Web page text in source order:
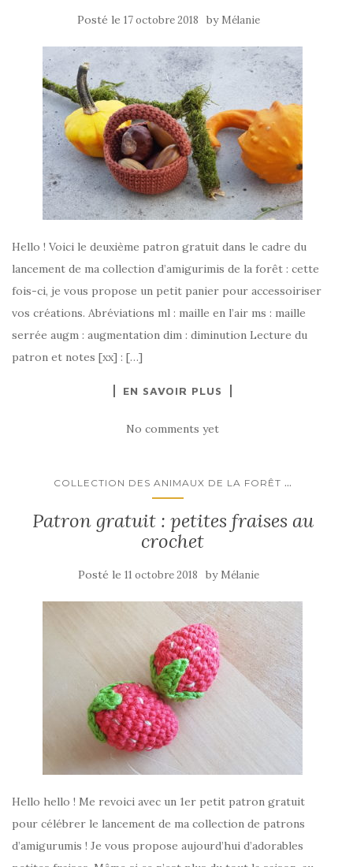
Posté le 17 octobre 2018 by Mélanie
Hello ! Voici le deuxième patron gratuit dans le cadre du
lancement de ma collection d’amigurimis de la forêt : cette
fois-ci, je vous propose un petit panier pour accessoiriser
vos créations. Abréviations ml : maille en l’air ms : maille
serrée augm : augmentation dim : diminution Lecture du
patron et notes [xx] : […]
EN SAVOIR PLUS
No comments yet
COLLECTION DES ANIMAUX DE LA FORÊT ...
Patron gratuit : petites fraises au
crochet
Posté le 11 octobre 2018 by Mélanie
Hello hello ! Me revoici avec un 1er petit patron gratuit
pour célébrer le lancement de ma collection de patrons
d’amigurumis ! Je vous propose aujourd’hui d’adorables